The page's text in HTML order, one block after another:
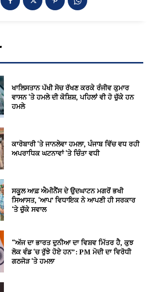
ਖਾਲਿਸਤਾਨ ਪੱਖੀ ਸੋਚ ਰੱਖਣ ਕਰਕੇ ਰੰਜੀਵ ਕੁਮਾਰ
ਵਾਸਨ ‘ਤੇ ਹਮਲੇ ਦੀ ਕੋਸ਼ਿਸ਼, ਪਹਿਲਾਂ ਵੀ ਹੋ ਚੁੱਕੇ ਹਨ
ਹਮਲੇ
ਕਾਰੋਬਾਰੀ ‘ਤੇ ਜਾਨਲੇਵਾ ਹਮਲਾ, ਪੰਜਾਬ ਵਿੱਚ ਵਧ ਰਹੀ
ਅਪਰਾਧਿਕ ਘਟਨਾਵਾਂ ‘ਤੇ ਚਿੰਤਾ ਵਧੀ
ਸਕੂਲ ਆਫ਼ ਐਮੀਨੈਂਸ ਦੇ ਉਦਘਾਟਨ ਮਗਰੋਂ ਭਖੀ
ਸਿਆਸਤ, ‘ਆਪ’ ਵਿਧਾਇਕ ਨੇ ਆਪਣੀ ਹੀ ਸਰਕਾਰ
‘ਤੇ ਚੁੱਕੇ ਸਵਾਲ
“ਅੱਜ ਦਾ ਭਾਰਤ ਦੁਨੀਆ ਦਾ ਵਿਸ਼ਵ ਮਿੱਤਰ ਹੈ, ਕੁਝ
ਲੋਕ ਵੰਡ ‘ਚ ਰੁੱਝੇ ਹੋਏ ਹਨ”: PM ਮੋਦੀ ਦਾ ਵਿਰੋਧੀ
ਗਠਜੋੜ ‘ਤੇ ਹਮਲਾ